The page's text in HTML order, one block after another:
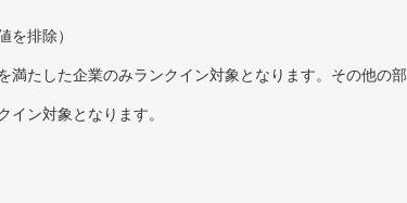
排除）
たした企業のみランクイン対象となります。その他の部
ン対象となります。